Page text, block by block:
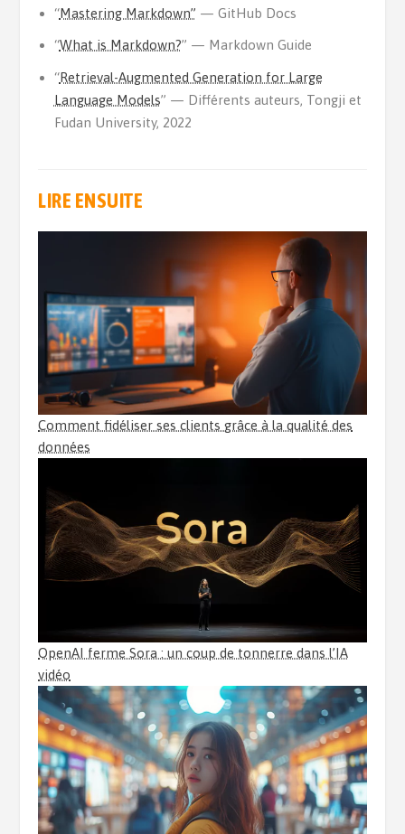
“Mastering Markdown” — GitHub Docs
“What is Markdown?” — Markdown Guide
“Retrieval-Augmented Generation for Large
Language Models” — Différents auteurs, Tongji et
Fudan University, 2022
LIRE ENSUITE
Comment fidéliser ses clients grâce à la qualité des
données
OpenAI ferme Sora : un coup de tonnerre dans l’IA
vidéo